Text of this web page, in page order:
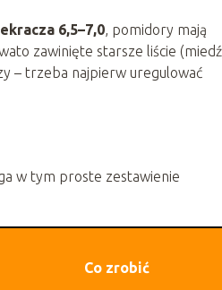
6,5–7,0, pomidory mają
zawinięte starsze liście
– trzeba najpierw uregulować
w tym proste zestawienie
Co zrobić